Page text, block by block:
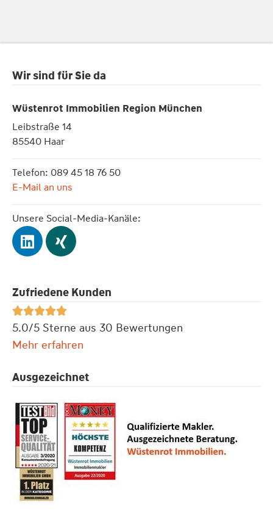
Wir sind für Sie da
Wüstenrot Immobilien Region München
Leibstraße 14
85540 Haar
Telefon: 089 45 18 76 50
E-Mail an uns
Unsere Social-Media-Kanäle:
Zufriedene Kunden

5.0/5 Sterne aus 30 Bewertungen
Mehr erfahren
Ausgezeichnet